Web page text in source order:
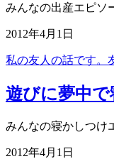
みんなの出産エピソ
2012年4月1日
私の友人の話です。
遊びに夢中
みんなの寝かしつけ
2012年4月1日